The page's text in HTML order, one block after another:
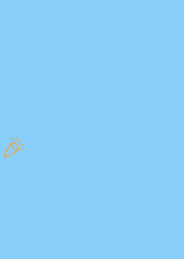
🎉